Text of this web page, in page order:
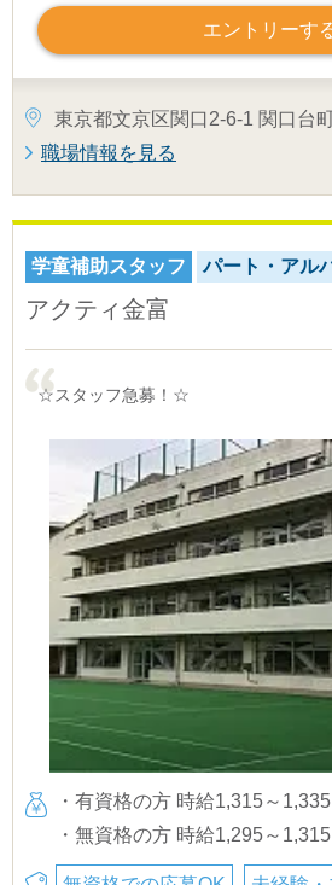
エントリーす
東京都文京区関口2-6-1 関口台
職場情報を見る
学童補助スタッフ パート・アル
アクティ金富
☆スタッフ急募！☆
・有資格の方 時給1,315～
・無資格の方 時給1,295～